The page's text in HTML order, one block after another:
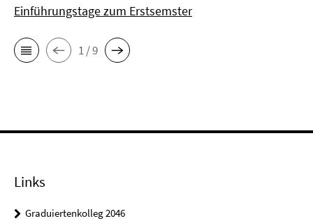
Einführungstage zum Erstsemster
1 / 9
Links
Graduiertenkolleg 2046